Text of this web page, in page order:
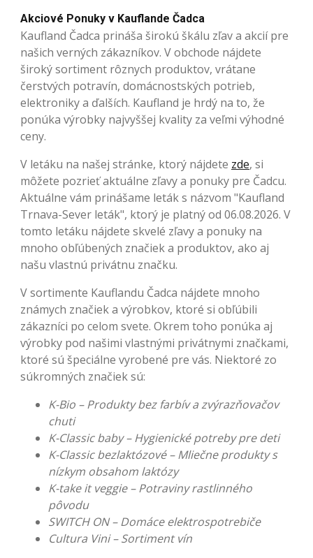
Akciové Ponuky v Kauflande Čadca
Kaufland Čadca prináša širokú škálu zľav a akcií pre
našich verných zákazníkov. V obchode nájdete
široký sortiment rôznych produktov, vrátane
čerstvých potravín, domácnostských potrieb,
elektroniky a ďalších. Kaufland je hrdý na to, že
ponúka výrobky najvyššej kvality za veľmi výhodné
ceny.
V letáku na našej stránke, ktorý nájdete zde, si
môžete pozrieť aktuálne zľavy a ponuky pre Čadcu.
Aktuálne vám prinášame leták s názvom "Kaufland
Trnava-Sever leták", ktorý je platný od 06.08.2026. V
tomto letáku nájdete skvelé zľavy a ponuky na
mnoho obľúbených značiek a produktov, ako aj
našu vlastnú privátnu značku.
V sortimente Kauflandu Čadca nájdete mnoho
známych značiek a výrobkov, ktoré si obľúbili
zákazníci po celom svete. Okrem toho ponúka aj
výrobky pod našimi vlastnými privátnymi značkami,
ktoré sú špeciálne vyrobené pre vás. Niektoré zo
súkromných značiek sú:
K-Bio – Produkty bez farbív a zvýrazňovačov
chuti
K-Classic baby – Hygienické potreby pre deti
K-Classic bezlaktózové – Mliečne produkty s
nízkym obsahom laktózy
K-take it veggie – Potraviny rastlinného
pôvodu
SWITCH ON – Domáce elektrospotrebiče
Cultura Vini – Sortiment vín